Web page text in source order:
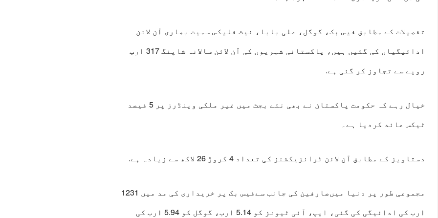
تفصیلات کے مطابق فیس بک، گوگل، علی بابا، نیٹ فلیکس سمیت بھاری آن لائن
ادائیگیاں کی گئیں ہیں، پاکستانی شہریوں کی آن لائن سالانہ شاپنگ 317 ارب
روپے سے تجاوز کر گئی ہے.
خیال رہے کہ حکومت پاکستان نے بھی نئے بجٹ میں غیر ملکی وینڈرز پر 5 فیصد
ٹیکس عائد کردیا ہے۔
دستاویز کے مطابق آن لائن ٹرانزیکشنز کی تعداد 4 کروڑ 26 لاکھ سے زیادہ ہے.
مجموعی طور پر دنیا میں‌صارفین کی جانب سےفیس بک پر خریداری کی مد میں 1231
ارب کی ادائیگی کی گئی، ایپ، آئی ٹیونز کو 5.14 ارب، گوگل کو 5.94 ارب کی